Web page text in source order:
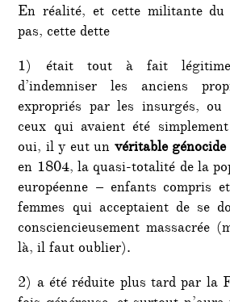
En réalité, et cette militante du
pas, cette dette
1) était tout à fait
d’indemniser les anciens
expropriés par les insurgés,
ceux qui avaient été
oui, il y eut un véritable
en 1804, la quasi-totalité de la
européenne – enfants compris
femmes qui acceptaient de se
consciencieusement massacrée
là, il faut oublier).
2) a été réduite plus tard par la